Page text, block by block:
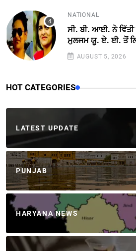
NATIONAL
ਸੀ. ਬੀ. ਆਈ. ਨੇ ਵਿੱਤੀ
ਮੁਲਜਮ ਯੂ. ਏ. ਈ. ਤੋਂ
AUGUST 5, 2026
HOT CATEGORIES
LATEST UPDATE
PUNJAB
HARYANA NEWS